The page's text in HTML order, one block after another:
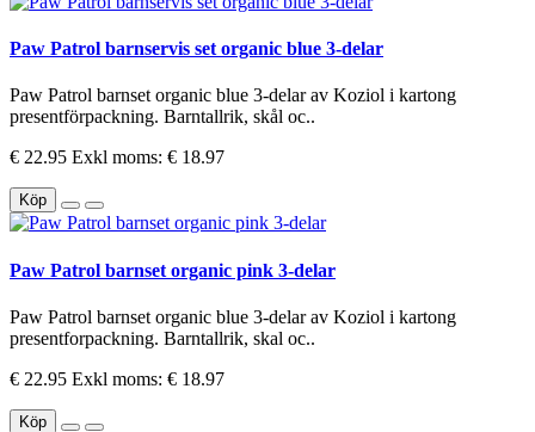
Paw Patrol barnservis set organic blue 3-delar
Paw Patrol barnset organic blue 3-delar av Koziol i kartong
presentförpackning. Barntallrik, skål oc..
€ 22.95 Exkl moms: € 18.97
Köp
Paw Patrol barnset organic pink 3-delar
Paw Patrol barnset organic blue 3-delar av Koziol i kartong
presentforpackning. Barntallrik, skal oc..
€ 22.95 Exkl moms: € 18.97
Köp